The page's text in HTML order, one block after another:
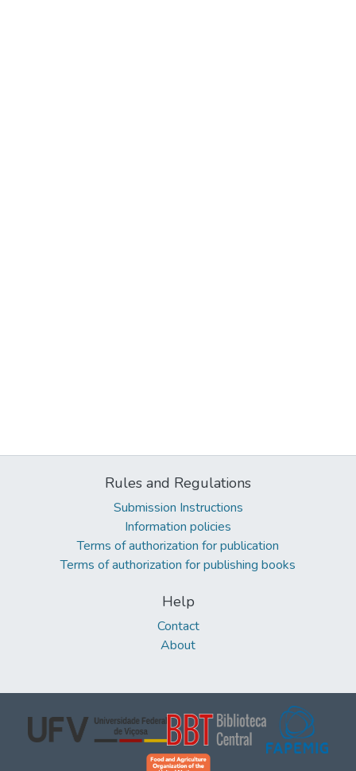
Rules and Regulations
Submission Instructions
Information policies
Terms of authorization for publication
Terms of authorization for publishing books
Help
Contact
About